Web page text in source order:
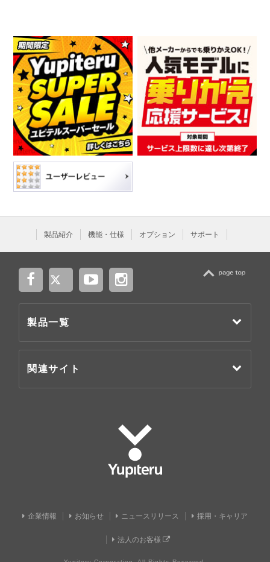
製品紹介 機能・仕様 オプション サポート
製品一覧
関連サイト
企業情報 お知らせ ニュースリリース 採用・キャリア
法人のお客様